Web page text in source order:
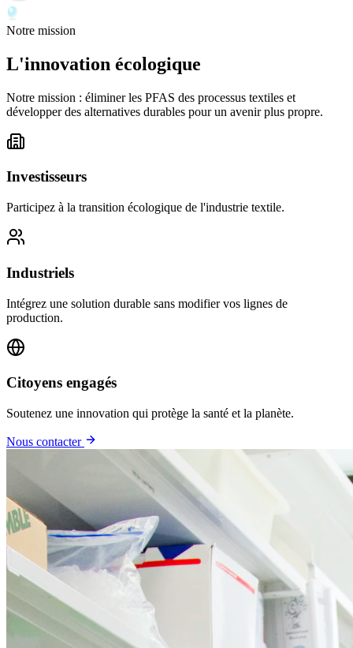
Notre mission
L'innovation écologique
Notre mission : éliminer les PFAS des processus textiles et
développer des alternatives durables pour un avenir plus propre.
Investisseurs
Participez à la transition écologique de l'industrie textile.
Industriels
Intégrez une solution durable sans modifier vos lignes de
production.
Citoyens engagés
Soutenez une innovation qui protège la santé et la planète.
Nous contacter